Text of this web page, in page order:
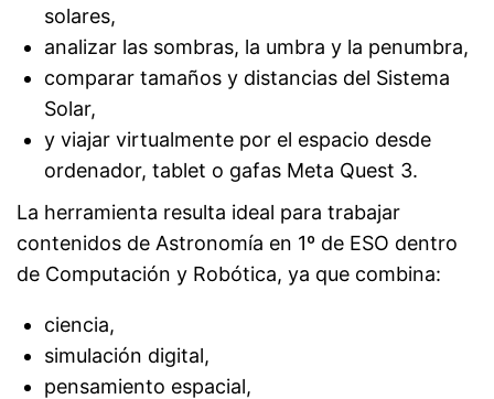
solares,
analizar las sombras, la umbra y la penumbra,
comparar tamaños y distancias del Sistema
Solar,
y viajar virtualmente por el espacio desde
ordenador, tablet o gafas Meta Quest 3.
La herramienta resulta ideal para trabajar
contenidos de Astronomía en 1º de ESO dentro
de Computación y Robótica, ya que combina:
ciencia,
simulación digital,
pensamiento espacial,